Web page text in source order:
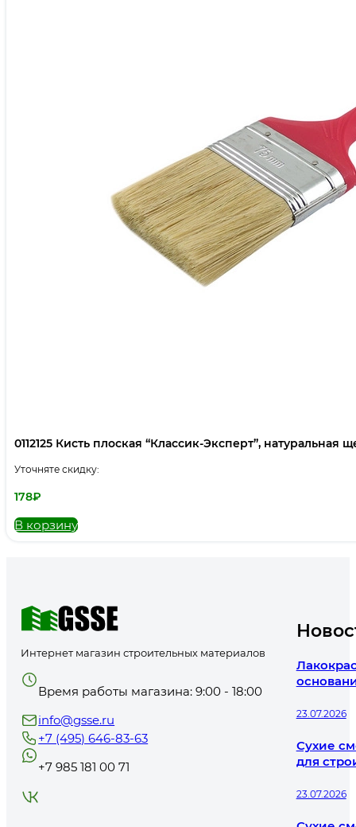
0112125 Кисть плоская “Классик-Эксперт”, натуральная
Уточняте скидку:
178₽
В корзину
Интернет магазин строительных материалов
Время работы магазина: 9:00 - 18:00
info@gsse.ru
+7 (495) 646-83-63
+7 985 181 00 71
23.07.2026
Сухие
для
23.07.2026